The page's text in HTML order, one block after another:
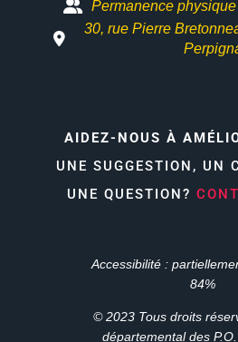
Permanence
30, rue Pierre
AIDEZ-NOUS À
UNE SUGGESTION, UN
UNE QUESTION?
Accessibilité :
84%
© 2023 Tous droits
départemental des